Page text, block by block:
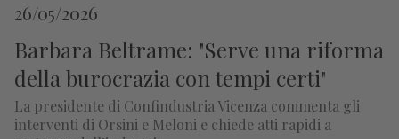
26/05/2026
Barbara Beltrame: "Serve una riforma
della burocrazia con tempi certi"
La presidente di Confindustria Vicenza commenta gli
interventi di Orsini e Meloni e chiede atti rapidi a